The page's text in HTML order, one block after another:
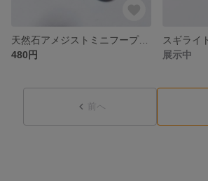
天然石アメジストミニフープーピアス
480円
スギライ
展示中
前へ